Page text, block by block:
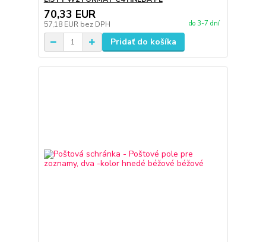
70,33 EUR
57,18 EUR bez DPH do 3-7 dní
Pridať do košíka